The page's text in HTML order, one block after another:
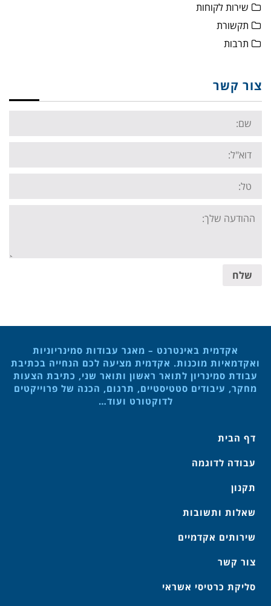
שירות לקוחות
תקשורת
תרבות
צור קשר
Name:
Email:
Tel:
Your
message:
שלח
אקדמית באינטרנט – מאגר עבודות סמינריוניות
ואקדמאיות מוכנות. אקדמית מציעה לכם הנחייה בכתיבת
עבודת סמינריון לתואר ראשון ותואר שני, כתיבת הצעות
מחקר, עיבודים סטטיסטיים, תרגום, הכנה של פרוייקטים
לדוקטורט ועוד…
דף הבית
עבודה לדוגמה
תקנון
שאלות ותשובות
שירותים אקדמיים
צור קשר
סליקת כרטיסי אשראי